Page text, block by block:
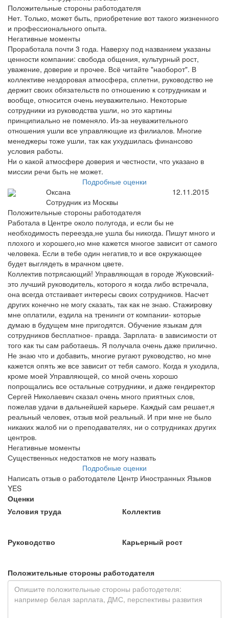
Положительные стороны работодателя
Нет. Только, может быть, приобретение вот такого жизненного
и профессионального опыта.
Негативные моменты
Проработала почти 3 года. Наверху под названием указаны
ценности компании: свобода общения, культурный рост,
уважение, доверие и прочее. Всё читайте "наоборот". В
коллективе нездоровая атмосфера, сплетни, руководство не
держит своих обязательств по отношению к сотрудникам и
вообще, относится очень неуважительно. Некоторые
сотрудники из руководства ушли, но это картины
принципиально не поменяло. Из-за неуважительного
отношения ушли все управляющие из филиалов. Многие
менеджеры тоже ушли, так как ухудшилась финансово
условия работы.
Ни о какой атмосфере доверия и честности, что указано в
миссии речи быть не может.
Подробные оценки
Оксана
Сотрудник из Москвы
12.11.2015
Положительные стороны работодателя
Работала в Центре около полугода, и если бы не
необходимость переезда,не ушла бы никогда. Пишут много и
плохого и хорошего,но мне кажется многое зависит от самого
человека. Если в тебе один негатив,то и все окружающее
будет выглядеть в мрачном цвете.
Коллектив потрясающий! Управляющая в городе Жуковский-
это лучший руководитель, которого я когда либо встречала,
она всегда отстаивает интересы своих сотрудников. Насчет
других конечно не могу сказать, так как не знаю. Стажировку
мне оплатили, ездила на тренинги от компании- которые
думаю в будущем мне пригодятся. Обучение языкам для
сотрудников бесплатное- правда. Зарплата- в зависимости от
того как ты сам работаешь. Я получала очень даже прилично.
Не знаю что и добавить, многие ругают руководство, но мне
кажется опять же все зависит от тебя самого. Когда я уходила,
кроме моей Управляющей, со мной очень хорошо
попрощались все остальные сотрудники, и даже гендиректор
Сергей Николаевич сказал очень много приятных слов,
пожелав удачи в дальнейшей карьере. Каждый сам решает,я
реальный человек, отзыв мой реальный. И при мне не было
никаких жалоб ни о преподавателях, ни о сотрудниках других
центров.
Негативные моменты
Существенных недостатков не могу назвать
Подробные оценки
Написать отзыв о работодателе Центр Иностранных Языков
YES
Оценки
Условия труда
Коллектив
Руководство Карьерный рост
Положительные стороны работодателя